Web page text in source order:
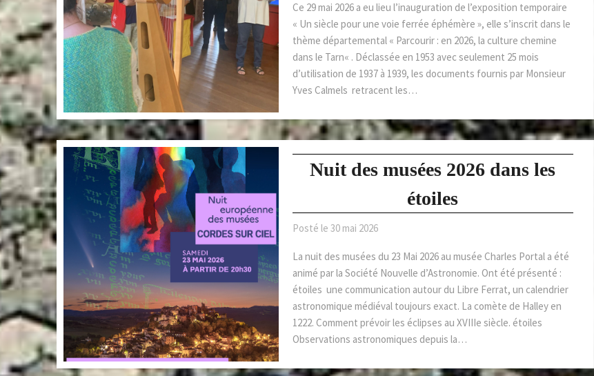
Ce 29 mai 2026 a eu lieu l’inauguration de l’exposition temporaire
« Un siècle pour une voie ferrée éphémère », elle s’inscrit dans le
thème départemental « Parcourir : en 2026, la culture chemine
dans le Tarn« . Déclassée en 1953 avec seulement 25 mois
d’utilisation de 1937 à 1939, les documents fournis par Monsieur
Yves Calmels retracent les…
Nuit des musées 2026 dans les
étoiles
Posté le 30 mai 2026
La nuit des musées du 23 Mai 2026 au musée Charles Portal a été
animé par la Société Nouvelle d’Astronomie. Ont été présenté :
étoiles une communication autour du Libre Ferrat, un calendrier
astronomique médiéval toujours exact. La comète de Halley en
1222. Comment prévoir les éclipses au XVIIIe siècle. étoiles
Observations astronomiques depuis la…